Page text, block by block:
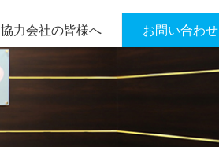
協力会社の皆様へ お問い合わせ